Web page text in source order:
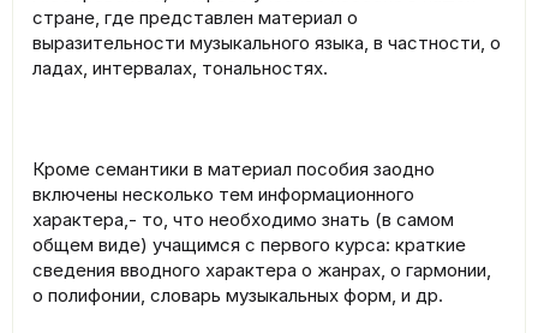
стране, где представлен материал о
выразительности музыкального языка, в частности, о
ладах, интервалах, тональностях.
Кроме семантики в материал пособия заодно
включены несколько тем информационного
характера,- то, что необходимо знать (в самом
общем виде) учащимся с первого курса: краткие
сведения вводного характера о жанрах, о гармонии,
о полифонии, словарь музыкальных форм, и др.